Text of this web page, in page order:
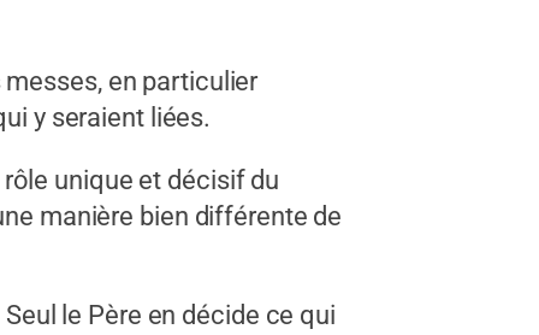
en particulier
y seraient liées.
unique et décisif du
manière bien différente de
le Père en décide ce qui